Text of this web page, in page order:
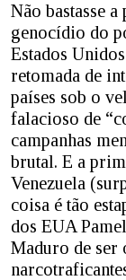
Não bastasse
genocídio do
Estados
retomada de
países sob o
falacioso de
campanhas
brutal. E a
Venezuela
coisa é tão
dos EUA
Maduro de ser